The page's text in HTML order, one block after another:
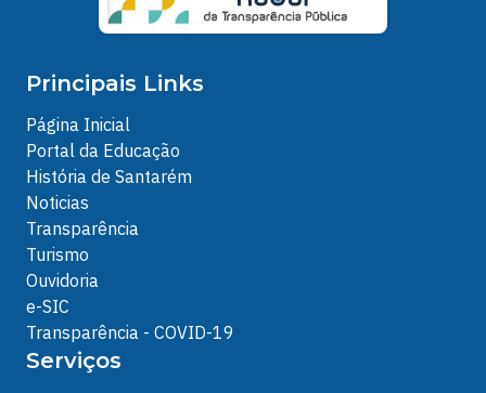
Principais Links
Página Inicial
Portal da Educação
História de Santarém
Noticias
Transparência
Turismo
Ouvidoria
e-SIC
Transparência - COVID-19
Serviços